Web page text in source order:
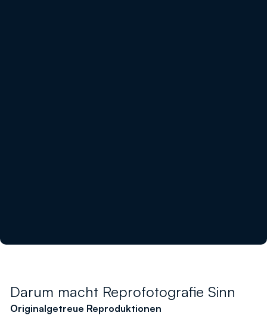
Darum macht Reprofotografie Sinn
Originalgetreue Reproduktionen